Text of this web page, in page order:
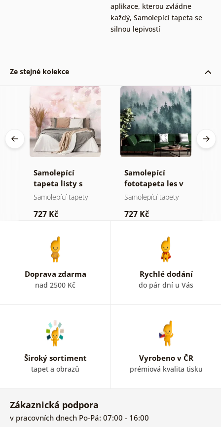
aplikace, kterou zvládne
každý, Samolepící tapeta se
silnou lepivostí
Ze stejné kolekce
Samolepící
tapeta listy s
pastelovým
Samolepící tapety
727 Kč
Samolepící
fototapeta les v
mlze
Samolepící tapety
727 Kč
Doprava zdarma
nad 2500 Kč
Rychlé dodání
do pár dní u Vás
Široký sortiment
tapet a obrazů
Vyrobeno v ČR
prémiová kvalita tisku
Zákaznická podpora
v pracovních dnech Po-Pá: 07:00 - 16:00